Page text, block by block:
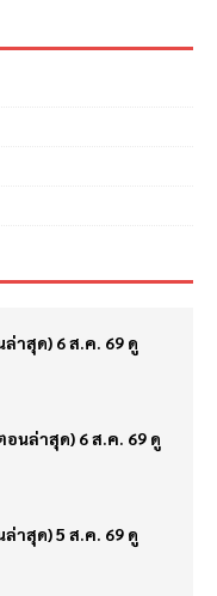
ล่าสุด) 6 ส.ค. 69 ดู
อนล่าสุด) 6 ส.ค. 69 ดู
ล่าสุด) 5 ส.ค. 69 ดู